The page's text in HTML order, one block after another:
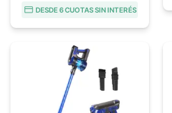
DESDE 6 CUOTAS SIN INTERÉS